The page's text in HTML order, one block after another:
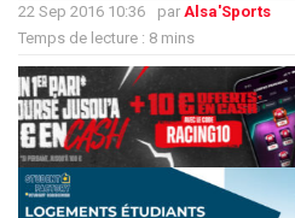
22 Sep 2016 10:36 par Alsa'Sports
Temps de lecture : 8 mins